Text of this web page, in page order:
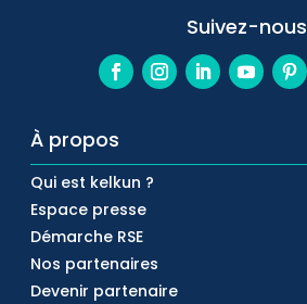
Suivez-nous
À propos
Qui est kelkun ?
Espace presse
Démarche RSE
Nos partenaires
Devenir partenaire